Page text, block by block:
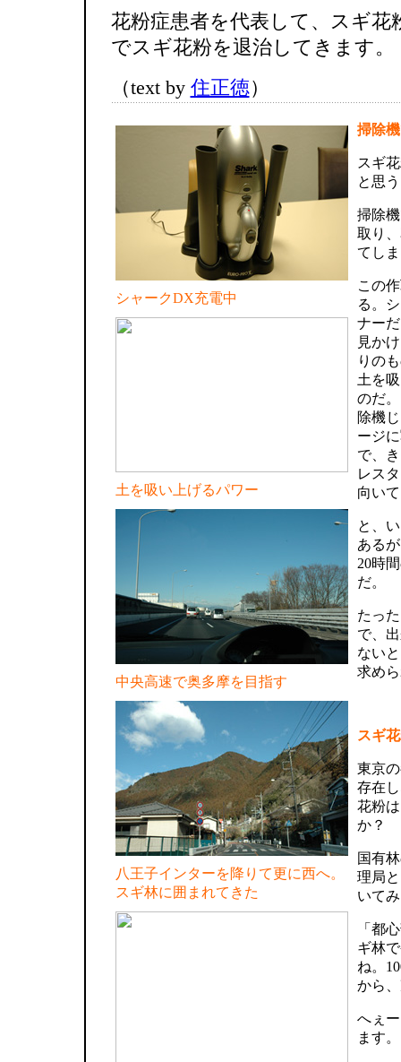
花粉症患者を代表して、スギ花
でスギ花粉を退治してきます。
（text by 住正徳）
シャークDX充電中
土を吸い上げるパワー
中央高速で奥多摩を目指す
八王子インターを降りて更に西へ。
スギ林に囲まれてきた
掃除
スギ
と思
掃除
取り
てし
この
る。
ナー
見か
りの
土を
のだ
除機
ージ
で、
レス
向い
と、
ある
20時
だ。
たっ
で、
ない
求め
スギ
東京
存在
花粉
か？
国有
理局
いて
「都
ギ林
ね。
から
へぇ
ます。